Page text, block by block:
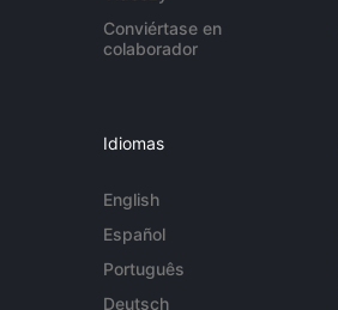
Conviértase en
colaborador
Idiomas
English
Español
Português
Deutsch